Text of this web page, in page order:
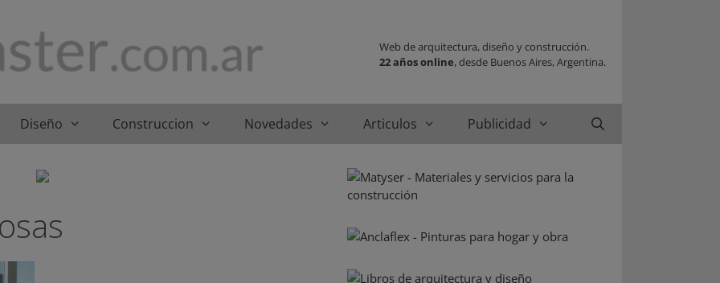
Web de arquitectura, diseño y construcción.
22 años online, desde Buenos Aires, Argentina.
Diseño Construccion Novedades Articulos Publicidad